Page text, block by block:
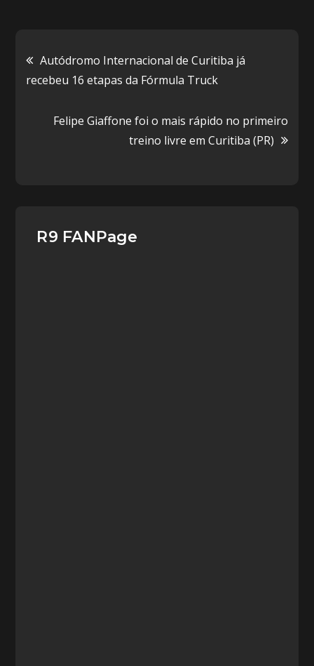
Navegação
de
Autódromo Internacional de Curitiba já
recebeu 16 etapas da Fórmula Truck
Felipe Giaffone foi o mais rápido no primeiro
treino livre em Curitiba (PR)
R9 FANPage